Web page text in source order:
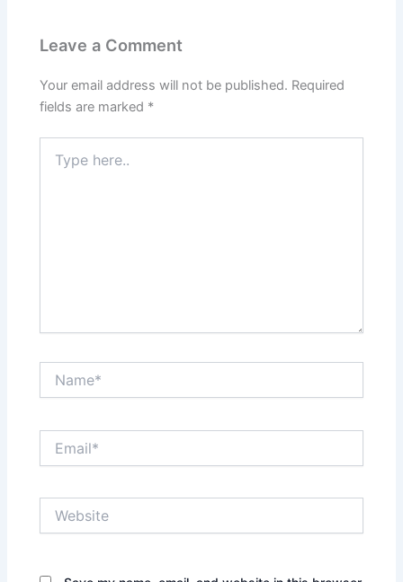
Leave a Comment
Your email address will not be published. Required
fields are marked *
here..